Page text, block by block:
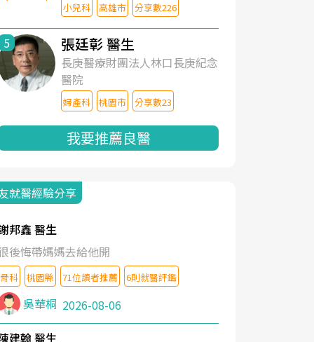
小兒科 高雄市 分享數226
5 張廷彰 醫生
長庚醫療財團法人林口長庚紀念
醫院
婦產科 桃園市 分享數23
我要推薦良醫
就醫經驗分享
邦鑫 醫生
後悔帶媽媽去給他開
骨科 桃園縣 71位讀者推薦 6則就醫評鑑
吳華桐 2026-08-06
建翰 醫生